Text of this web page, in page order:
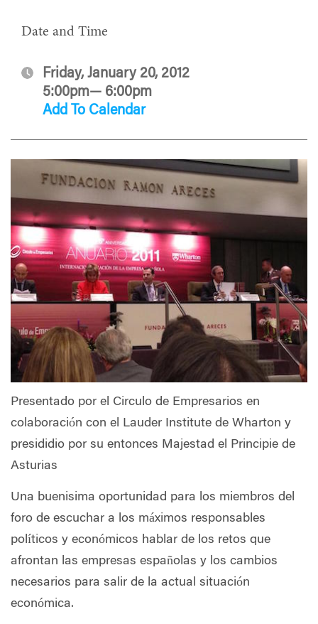
Date and Time
Friday, January 20, 2012
5:00pm— 6:00pm
Add To Calendar
Presentado por el Circulo de Empresarios en
colaboración con el Lauder Institute de Wharton y
presididio por su entonces Majestad el Principie de
Asturias
Una buenisima oportunidad para los miembros del
foro de escuchar a los máximos responsables
políticos y económicos hablar de los retos que
afrontan las empresas españolas y los cambios
necesarios para salir de la actual situación
económica.